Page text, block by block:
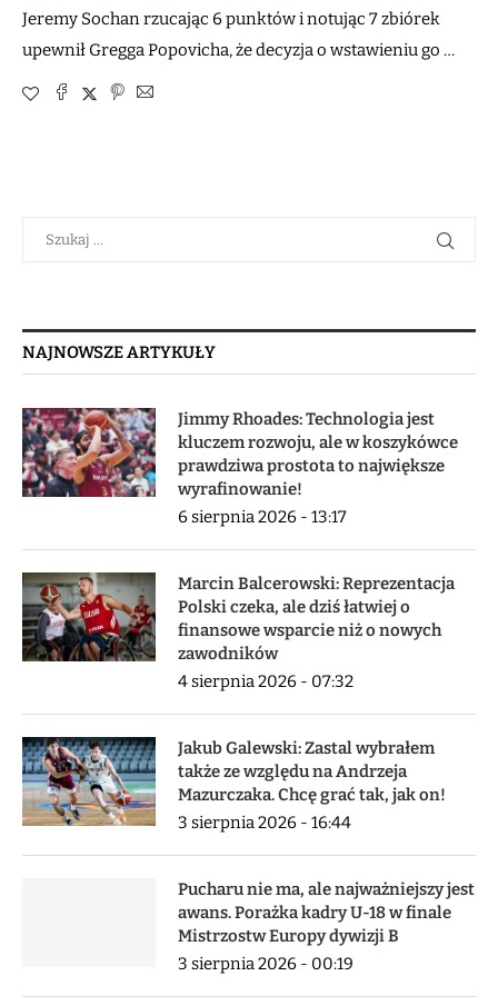
Jeremy Sochan rzucając 6 punktów i notując 7 zbiórek
upewnił Gregga Popovicha, że decyzja o wstawieniu go …
NAJNOWSZE ARTYKUŁY
Jimmy Rhoades: Technologia jest
kluczem rozwoju, ale w koszykówce
prawdziwa prostota to największe
wyrafinowanie!
6 sierpnia 2026 - 13:17
Marcin Balcerowski: Reprezentacja
Polski czeka, ale dziś łatwiej o
finansowe wsparcie niż o nowych
zawodników
4 sierpnia 2026 - 07:32
Jakub Galewski: Zastal wybrałem
także ze względu na Andrzeja
Mazurczaka. Chcę grać tak, jak on!
3 sierpnia 2026 - 16:44
Pucharu nie ma, ale najważniejszy jest
awans. Porażka kadry U-18 w finale
Mistrzostw Europy dywizji B
3 sierpnia 2026 - 00:19